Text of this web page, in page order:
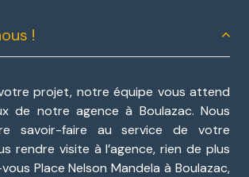
!
projet, notre équipe vous attend
de notre agence à Boulazac. Nous
savoir-faire au service de votre
rendre visite à l’agence, rien de plus
Place Nelson Mandela à Boulazac,